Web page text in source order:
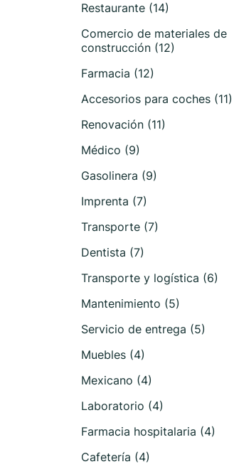
Restaurante (14)
Comercio de materiales de
construcción (12)
Farmacia (12)
Accesorios para coches (11)
Renovación (11)
Médico (9)
Gasolinera (9)
Imprenta (7)
Transporte (7)
Dentista (7)
Transporte y logística (6)
Mantenimiento (5)
Servicio de entrega (5)
Muebles (4)
Mexicano (4)
Laboratorio (4)
Farmacia hospitalaria (4)
Cafetería (4)